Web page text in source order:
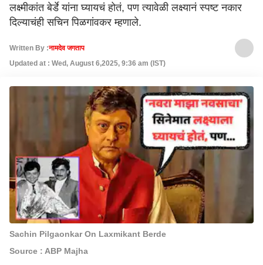
लक्ष्मीकांत बेर्डे यांना घ्यायचं होतं, पण त्यावेळी लक्ष्यानं स्पष्ट नकार
दिल्याचंही सचिन पिळगांवकर म्हणाले.
Written By :नामदेव जगताप
Updated at : Wed, August 6,2025, 9:36 am (IST)
Sachin Pilgaonkar On Laxmikant Berde
Source : ABP Majha